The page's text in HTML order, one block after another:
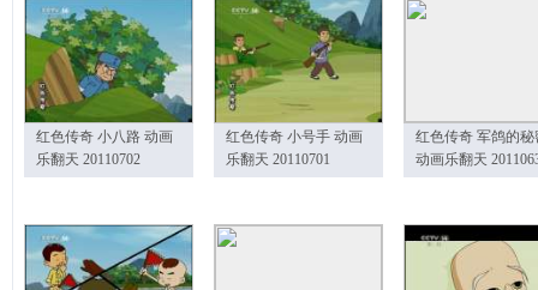
红色传奇 小八路 动画
乐翻天 20110702
红色传奇 小号手 动画
乐翻天 20110701
红色传奇 军鸽的秘
动画乐翻天